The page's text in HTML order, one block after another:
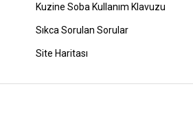
Kuzine Soba Kullanım Klavuzu
Sıkca Sorulan Sorular
Site Haritası